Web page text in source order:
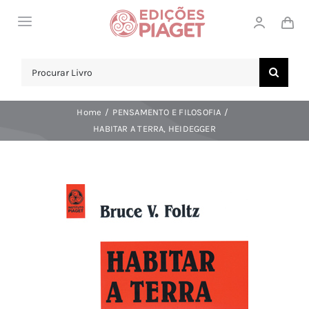
Toggle
COMPRAR!
Search
Home
PENSAMENTO E FILOSOFIA
HABITAR A TERRA, HEIDEGGER